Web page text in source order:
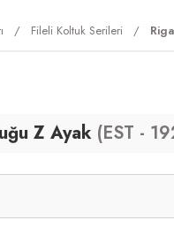
Fileli Koltuk Serileri
Z Ayak (EST -